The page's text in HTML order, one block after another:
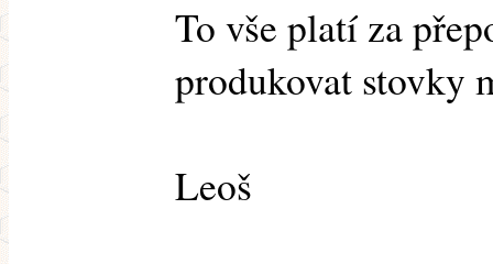
To vše platí za
produkovat stovky
Leoš